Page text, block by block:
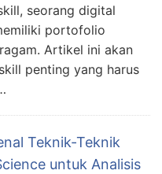
seorang digital
portofolio
Artikel ini akan
penting yang harus
Teknik-Teknik
untuk Analisis